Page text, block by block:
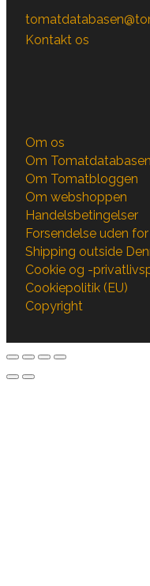
Kontakt os
Om os
Om Tomatdatabasen
Om Tomatbloggen
Om webshoppen
Handelsbetingelser
Forsendelse uden
Shipping outside
Cookie og -
Cookiepolitik (EU)
Copyright